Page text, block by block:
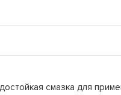
смазка для